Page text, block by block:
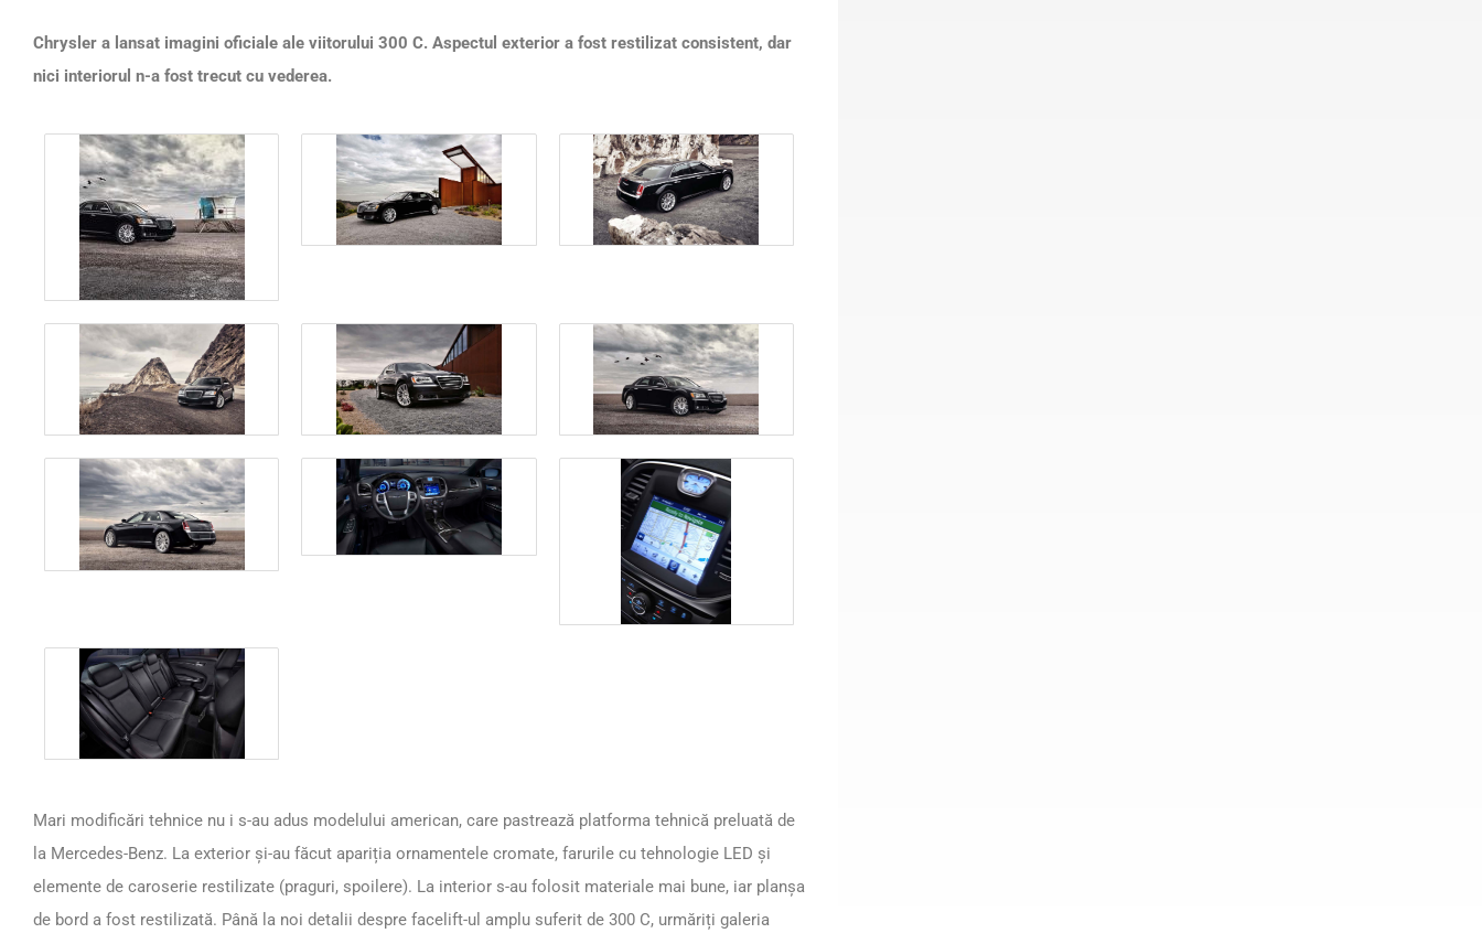
Chrysler a lansat imagini oficiale ale viitorului 300 C. Aspectul exterior a fost restilizat consistent, dar
nici interiorul n-a fost trecut cu vederea.
Mari modificări tehnice nu i s-au adus modelului american, care pastrează platforma tehnică preluată de
la Mercedes-Benz. La exterior și-au făcut apariția ornamentele cromate, farurile cu tehnologie LED și
elemente de caroserie restilizate (praguri, spoilere). La interior s-au folosit materiale mai bune, iar planșa
de bord a fost restilizată. Până la noi detalii despre facelift-ul amplu suferit de 300 C, urmăriți galeria